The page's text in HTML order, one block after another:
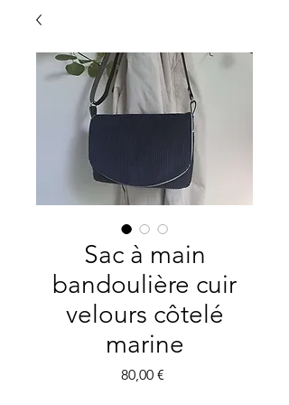
Sac à main
bandoulière cuir
velours côtelé
marine
80,00 €Prix